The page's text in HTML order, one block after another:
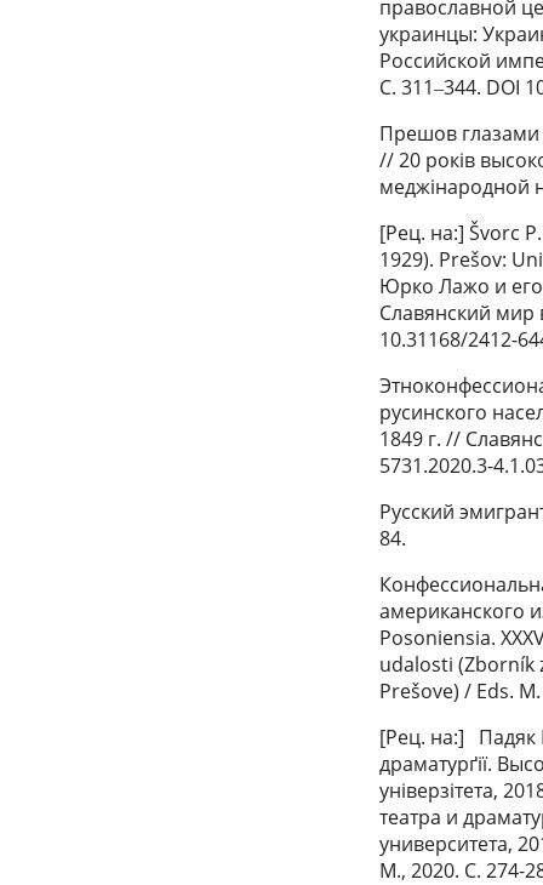
православной
украинцы:
Российской
С. 311‒344. DOI
Прешов глазами
// 20 років
меджiнародной
[Рец. на:] Švorc
1929). Prešov:
Юрко Лажо и его
Славянский мир
10.31168/2412-
русинского
1849 г. //
5731.2020.3-
Русский
84.
американского
Posoniensia.
udalosti (Zborník
Prešove) / Eds.
[Рец. на:] Падяк
драматурґiï.
унiверзiтета,
театра и
университета,
М., 2020. С. 274-